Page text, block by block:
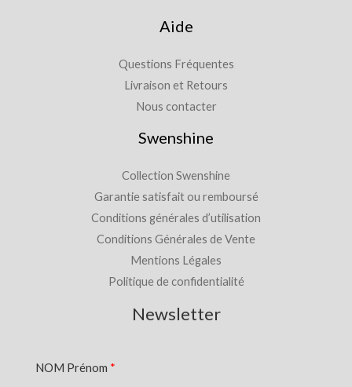
Aide
Questions Fréquentes
Livraison et Retours
Nous contacter
Swenshine
Collection Swenshine
Garantie satisfait ou remboursé
Conditions générales d’utilisation
Conditions Générales de Vente
Mentions Légales
Politique de confidentialité
Newsletter
NOM Prénom